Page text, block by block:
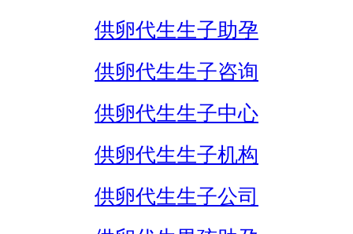
供卵代生生子助孕
供卵代生生子咨询
供卵代生生子中心
供卵代生生子机构
供卵代生生子公司